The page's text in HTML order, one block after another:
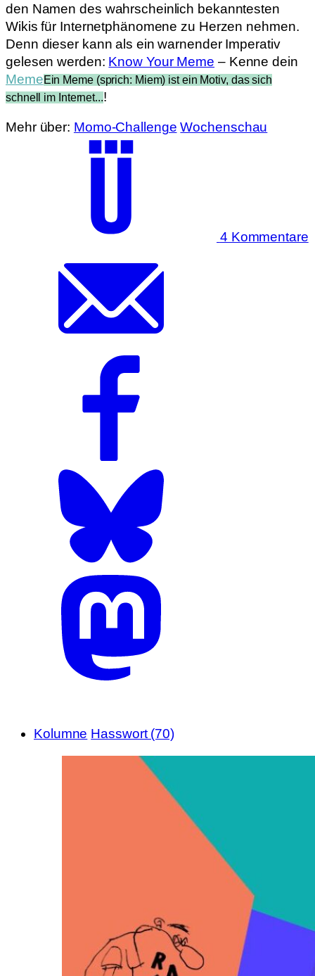
den Namen des wahrscheinlich bekanntesten
Wikis für Internetphänomene zu Herzen nehmen.
Denn dieser kann als ein warnender Imperativ
gelesen werden: Know Your Meme – Kenne dein
MemeEin Meme (sprich: Miem) ist ein Motiv, das sich
schnell im Internet...!
Mehr über: Momo-Challenge Wochenschau
4 Kommentare
Kolumne Hasswort (70)